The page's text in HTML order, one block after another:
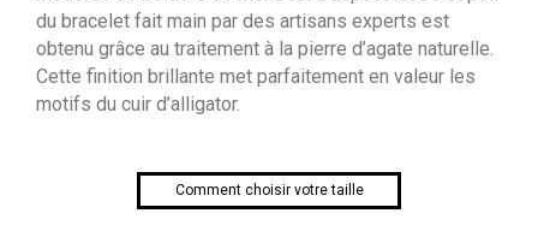
du bracelet fait main par des artisans experts est
obtenu grâce au traitement à la pierre d’agate naturelle.
Cette finition brillante met parfaitement en valeur les
motifs du cuir d’alligator.
Comment choisir votre taille